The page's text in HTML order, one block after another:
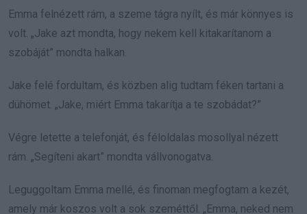
Emma felnézett rám, a szeme tágra nyílt, és már könnyes is
volt. „Jake azt mondta, hogy nekem kell kitakarítanom a
szobáját” mondta halkan.
Jake felé fordultam, és közben alig tudtam féken tartani a
dühömet. „Jake, miért Emma takarítja a te szobádat?”
Végre letette a telefonját, és féloldalas mosollyal nézett
rám. „Segíteni akart” mondta vállvonogatva.
Leguggoltam Emma mellé, és finoman megfogtam a kezét,
amely már koszos volt a sok szeméttől. „Emma, neked nem